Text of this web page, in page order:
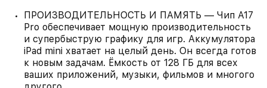
ПРОИЗВОДИТЕЛЬНОСТЬ И ПАМЯТЬ — Чип A17
Pro обеспечивает мощную производительность
и супербыструю графику для игр. Аккумулятора
iPad mini хватает на целый день. Он всегда готов
к новым задачам. Ёмкость от 128 ГБ для всех
ваших приложений, музыки, фильмов и многого